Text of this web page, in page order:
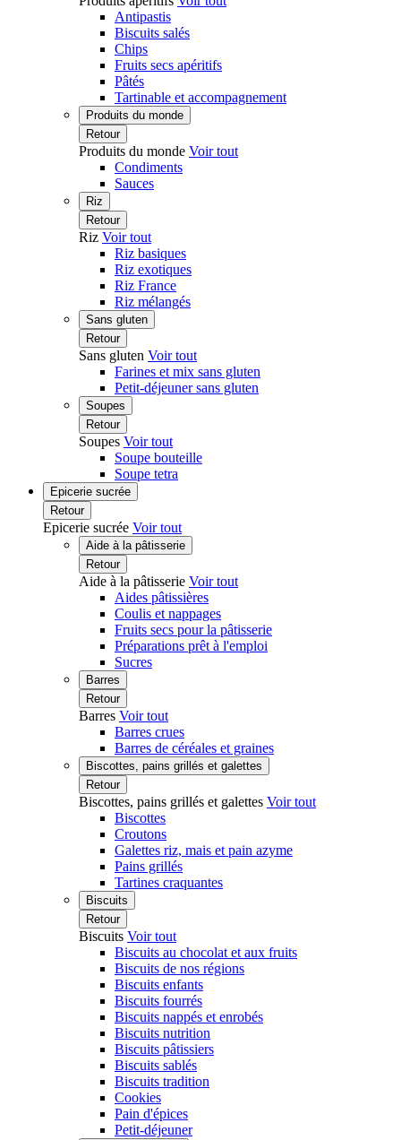
Antipastis
Biscuits salés
Chips
Fruits secs apéritifs
Pâtés
Tartinable et accompagnement
Produits du monde
Retour
Produits du monde Voir tout
Condiments
Sauces
Riz
Retour
Riz Voir tout
Riz basiques
Riz exotiques
Riz France
Riz mélangés
Sans gluten
Retour
Sans gluten Voir tout
Farines et mix sans gluten
Petit-déjeuner sans gluten
Soupes
Retour
Soupes Voir tout
Soupe bouteille
Soupe tetra
Epicerie sucrée
Retour
Epicerie sucrée Voir tout
Aide à la pâtisserie
Retour
Aide à la pâtisserie Voir tout
Aides pâtissières
Coulis et nappages
Fruits secs pour la pâtisserie
Préparations prêt à l'emploi
Sucres
Barres
Retour
Barres Voir tout
Barres crues
Barres de céréales et graines
Biscottes, pains grillés et galettes
Retour
Biscottes, pains grillés et galettes Voir tout
Biscottes
Croutons
Galettes riz, mais et pain azyme
Pains grillés
Tartines craquantes
Biscuits
Retour
Biscuits Voir tout
Biscuits au chocolat et aux fruits
Biscuits de nos régions
Biscuits enfants
Biscuits fourrés
Biscuits nappés et enrobés
Biscuits nutrition
Biscuits pâtissiers
Biscuits sablés
Biscuits tradition
Cookies
Pain d'épices
Petit-déjeuner